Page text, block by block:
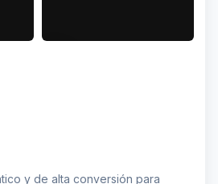
y de alta conversión para